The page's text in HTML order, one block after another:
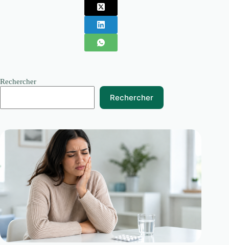
Rechercher
Rechercher